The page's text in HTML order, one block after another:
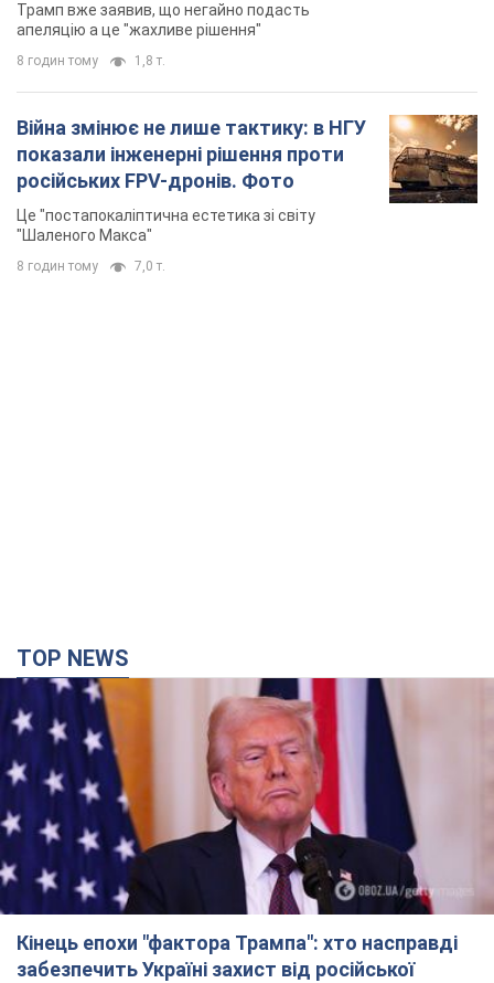
Трамп вже заявив, що негайно подасть
апеляцію а це "жахливе рішення"
8 годин тому 1,8 т.
Війна змінює не лише тактику: в НГУ
показали інженерні рішення проти
російських FPV-дронів. Фото
Це "постапокаліптична естетика зі світу
"Шаленого Макса"
8 годин тому 7,0 т.
TOP NEWS
Кінець епохи "фактора Трампа": хто насправді
забезпечить Україні захист від російської